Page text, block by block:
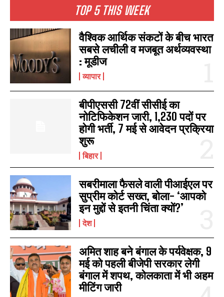
I WANT IN
I've read and accept thePrivacy Policy
TOP 5 THIS WEEK
वैश्विक आर्थिक संकटों के बीच भारत
सबसे लचीली व मजबूत अर्थव्यवस्था
: मूडीज
व्यापार
बीपीएससी 72वीं सीसीई का
नोटिफिकेशन जारी, 1,230 पदों पर
होगी भर्ती, 7 मई से आवेदन प्रक्रिया
शुरू
बिहार
सबरीमाला फैसले वाली पीआईएल पर
सुप्रीम कोर्ट सख्त, बोला- ‘आपको
इन मुद्दों से इतनी चिंता क्यों?’
देश
अमित शाह बने बंगाल के पर्यवेक्षक, 9
मई को पहली बीजेपी सरकार लेगी
बंगाल में शपथ, कोलकाता में भी अहम
मीटिंग जारी